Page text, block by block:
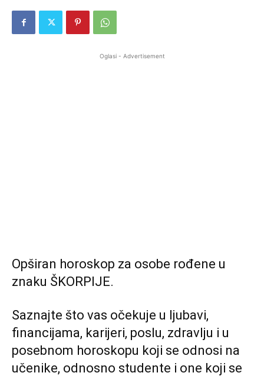
Oglasi - Advertisement
Opširan horoskop za osobe rođene u
znaku ŠKORPIJE.
Saznajte što vas očekuje u ljubavi,
financijama, karijeri, poslu, zdravlju i u
posebnom horoskopu koji se odnosi na
učenike, odnosno studente i one koji se